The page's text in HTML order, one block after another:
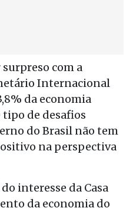
com a
Internacional
da economia
tipo de desafios
do Brasil não tem
na perspectiva
interesse da Casa
da economia do